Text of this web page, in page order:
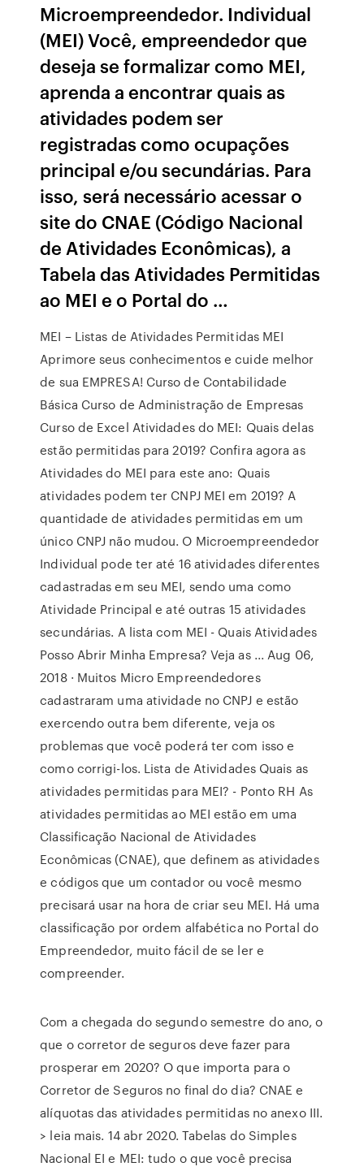
Microempreendedor. Individual
(MEI) Você, empreendedor que
deseja se formalizar como MEI,
aprenda a encontrar quais as
atividades podem ser
registradas como ocupações
principal e/ou secundárias. Para
isso, será necessário acessar o
site do CNAE (Código Nacional
de Atividades Econômicas), a
Tabela das Atividades Permitidas
ao MEI e o Portal do …
MEI – Listas de Atividades Permitidas MEI
Aprimore seus conhecimentos e cuide melhor
de sua EMPRESA! Curso de Contabilidade
Básica Curso de Administração de Empresas
Curso de Excel Atividades do MEI: Quais delas
estão permitidas para 2019? Confira agora as
Atividades do MEI para este ano: Quais
atividades podem ter CNPJ MEI em 2019? A
quantidade de atividades permitidas em um
único CNPJ não mudou. O Microempreendedor
Individual pode ter até 16 atividades diferentes
cadastradas em seu MEI, sendo uma como
Atividade Principal e até outras 15 atividades
secundárias. A lista com MEI - Quais Atividades
Posso Abrir Minha Empresa? Veja as ... Aug 06,
2018 · Muitos Micro Empreendedores
cadastraram uma atividade no CNPJ e estão
exercendo outra bem diferente, veja os
problemas que você poderá ter com isso e
como corrigi-los. Lista de Atividades Quais as
atividades permitidas para MEI? - Ponto RH As
atividades permitidas ao MEI estão em uma
Classificação Nacional de Atividades
Econômicas (CNAE), que definem as atividades
e códigos que um contador ou você mesmo
precisará usar na hora de criar seu MEI. Há uma
classificação por ordem alfabética no Portal do
Empreendedor, muito fácil de se ler e
compreender.
Com a chegada do segundo semestre do ano, o
que o corretor de seguros deve fazer para
prosperar em 2020? O que importa para o
Corretor de Seguros no final do dia? CNAE e
alíquotas das atividades permitidas no anexo III.
> leia mais. 14 abr 2020. Tabelas do Simples
Nacional EI e MEI: tudo o que você precisa